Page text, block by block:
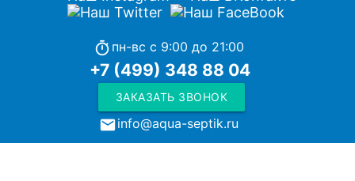
timer пн-вс с 9:00 до 21:00
+7 (499) 348 88 04
ЗАКАЗАТЬ ЗВОНОК
local_post_officeinfo@aqua-septik.ru